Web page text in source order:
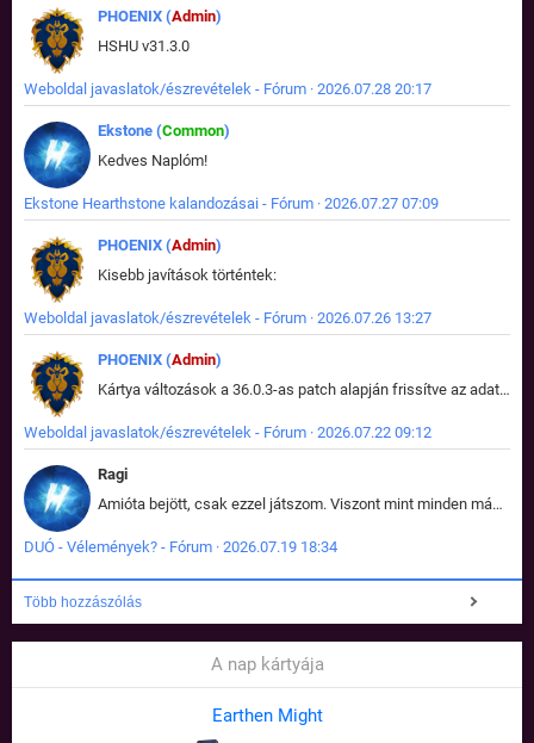
PHOENIX (Admin)
HSHU v31.3.0
Weboldal javaslatok/észrevételek - Fórum · 2026.07.28 20:17
Ekstone (Common)
Kedves Naplóm!
Ekstone Hearthstone kalandozásai - Fórum · 2026.07.27 07:09
PHOENIX (Admin)
Kisebb javítások történtek:
Weboldal javaslatok/észrevételek - Fórum · 2026.07.26 13:27
PHOENIX (Admin)
Kártya változások a 36.0.3-as patch alapján frissítve az adatbázisban (képek is cserélve).
Weboldal javaslatok/észrevételek - Fórum · 2026.07.22 09:12
Ragi
Amióta bejött, csak ezzel játszom. Viszont mint minden más - akár az alapjáték is, ez is baromira összetett lett. Néha már pár kör után is esélytelen az egész. Vagy irreállisan túltápol valaki, vagy lelép a partner, vagy csak hülye mint a segg. És amikor eljönne az én időm, na akkor jön el mindenki másé is. Engem jobban érdekelne, hogy ki milyen ratingen szokott játszani. Na ez lenne egy érdekes adat.
DUÓ - Vélemények? - Fórum · 2026.07.19 18:34
Több hozzászólás
A nap kártyája
Earthen Might